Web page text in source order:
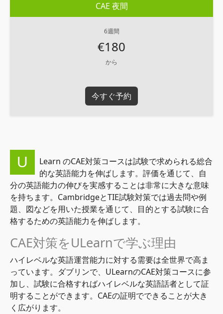
CAE 夜間
6週間
€180
から
今すぐ予約
U
Learn のCAE対策コースは試験で求められる総合
的な英語能力を伸ばします。評価を通じて、自
分の英語能力の伸びを実感することは非常に大きな意味
を持ちます。CambridgeとTIE試験対策では過去問や例
題、図などを用いた授業を通じて、目的とする試験に合
格するための英語能力を伸ばします。
CAE対策をULearnで学ぶ理由
ハイレベルな英語運営能力に対する需要は全世界で高ま
っています。ダブリンで、ULearnのCAE対策コースに参
加し、試験に合格すればハイレベルな英語話者として証
明することができます。CAEの証明でできることが大き
く広がります。